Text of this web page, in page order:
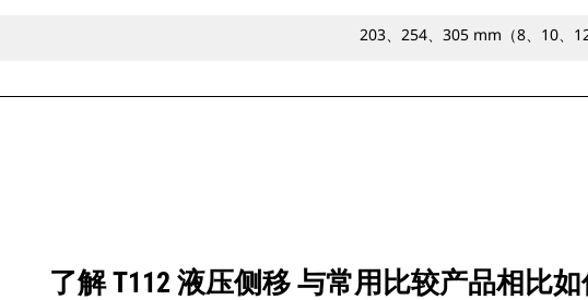
203、254、305 mm（8、10、
了解 T112 液压侧移 与常用比较产品相比